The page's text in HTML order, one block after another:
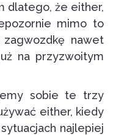
dlatego, że either,
mimo to
zagwozdkę nawet
na przyzwoitym
sobie te trzy
either, kiedy
najlepiej